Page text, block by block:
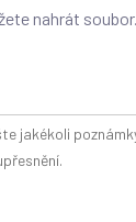
nahrát soubor.